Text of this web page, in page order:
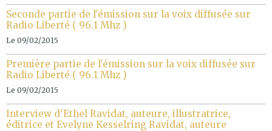
Seconde partie de l'émission sur la voix diffusée sur
Radio Liberté ( 96.1 Mhz )
Le 09/02/2015
Première partie de l'émission sur la voix diffusée sur
Radio Liberté ( 96.1 Mhz )
Le 09/02/2015
Interview d'Ethel Ravidat, auteure, illustratrice,
éditrice et Evelyne Kesselring Ravidat, auteure